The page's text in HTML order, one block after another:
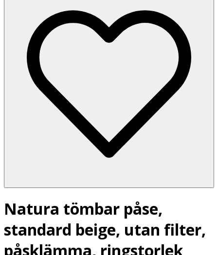
Natura tömbar påse,
standard beige, utan filter,
påsklämma, ringstorlek